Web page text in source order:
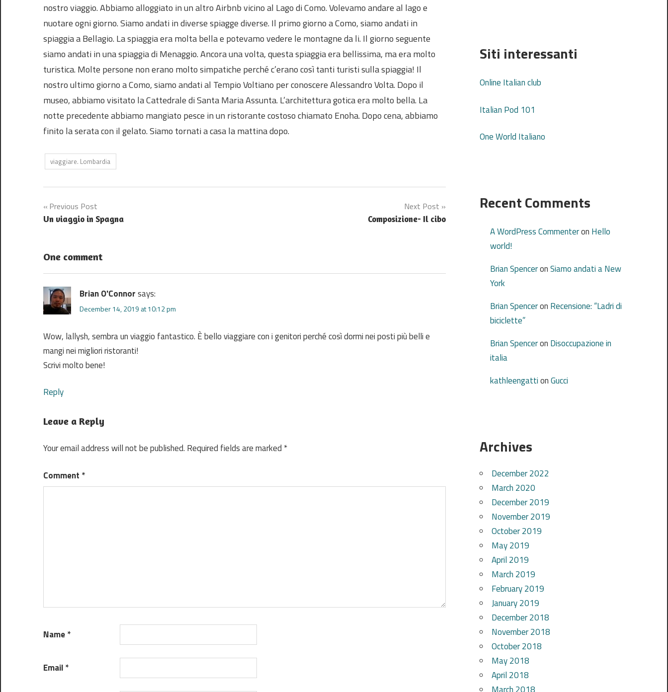
nostro viaggio. Abbiamo alloggiato in un altro Airbnb vicino al Lago di Como. Volevamo andare al lago e
nuotare ogni giorno. Siamo andati in diverse spiagge diverse. Il primo giorno a Como, siamo andati in
spiaggia a Bellagio. La spiaggia era molta bella e potevamo vedere le montagne da li. Il giorno seguente
siamo andati in una spiaggia di Menaggio. Ancora una volta, questa spiaggia era bellissima, ma era molto
turistica. Molte persone non erano molto simpatiche perché c’erano così tanti turisti sulla spiaggia! Il
nostro ultimo giorno a Como, siamo andati al Tempio Voltiano per conoscere Alessandro Volta. Dopo il
museo, abbiamo visitato la Cattedrale di Santa Maria Assunta. L’architettura gotica era molto bella. La
notte precedente abbiamo mangiato pesce in un ristorante costoso chiamato Enoha. Dopo cena, abbiamo
finito la serata con il gelato. Siamo tornati a casa la mattina dopo.
viaggiare. Lombardia
Post
navigation
Previous Post
Un viaggio in Spagna
Next Post
Composizione- Il cibo
One comment
Brian O'Connorsays:
December 14, 2019 at 10:12 pm
Wow, lallysh, sembra un viaggio fantastico. È bello viaggiare con i genitori perché così dormi nei posti più belli e
mangi nei migliori ristoranti!
Scrivi molto bene!
Reply
Leave a Reply
Your email address will not be published. Required fields are marked *
Comment *
Name*
Email*
Siti interessanti
Online Italian club
Italian Pod 101
One World Italiano
Recent Comments
A WordPress Commenteron Hello
world!
Brian SpenceronSiamo andati a New
York
Brian Spenceron Recensione: “Ladri di
biciclette”
Brian Spenceron Disoccupazione in
italia
kathleengattionGucci
Archives
December 2022
March 2020
December 2019
November 2019
October 2019
May 2019
April 2019
March 2019
February 2019
January 2019
December 2018
November 2018
October 2018
May 2018
April 2018
March 2018